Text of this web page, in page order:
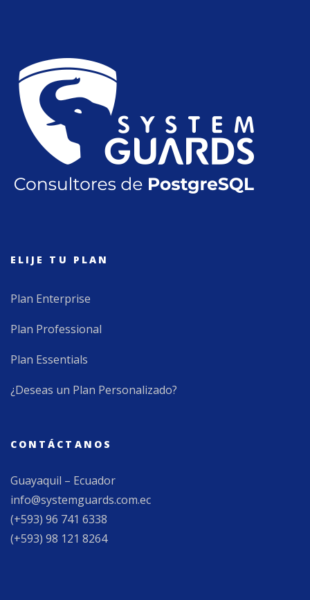
ELIJE TU PLAN
Plan Enterprise
Plan Professional
Plan Essentials
¿Deseas un Plan Personalizado?
CONTÁCTANOS
Guayaquil – Ecuador
info@systemguards.com.ec
(+593) 96 741 6338
(+593) 98 121 8264